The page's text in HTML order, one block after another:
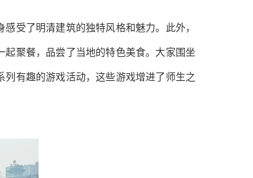
受了明清建筑的独特风格和魅力。此外，
聚餐，品尝了当地的特色美食。大家围坐
有趣的游戏活动，这些游戏增进了师生之